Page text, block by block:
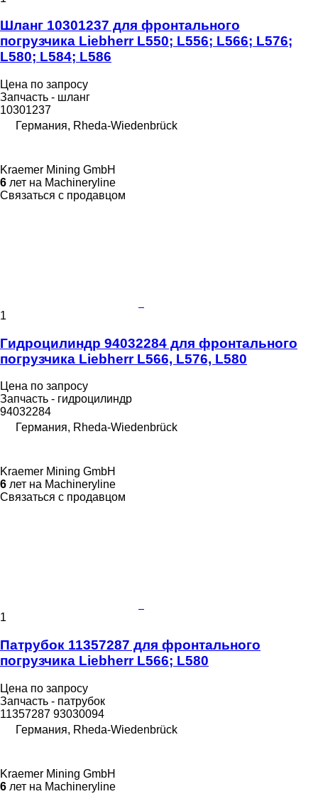
Шланг 10301237 для фронтального
погрузчика Liebherr L550; L556; L566; L576;
L580; L584; L586
Цена по запросу
Запчасть - шланг
10301237
Германия, Rheda-Wiedenbrück
Kraemer Mining GmbH
6 лет на Machineryline
Связаться с продавцом
1
Гидроцилиндр 94032284 для фронтального
погрузчика Liebherr L566, L576, L580
Цена по запросу
Запчасть - гидроцилиндр
94032284
Германия, Rheda-Wiedenbrück
Kraemer Mining GmbH
6 лет на Machineryline
Связаться с продавцом
1
Патрубок 11357287 для фронтального
погрузчика Liebherr L566; L580
Цена по запросу
Запчасть - патрубок
11357287 93030094
Германия, Rheda-Wiedenbrück
Kraemer Mining GmbH
6 лет на Machineryline